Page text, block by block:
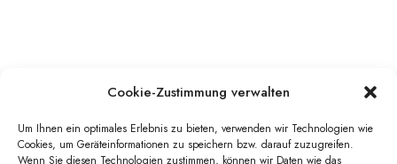
Cookie-Zustimmung verwalten
Um Ihnen ein optimales Erlebnis zu bieten, verwenden wir Technologien wie
Cookies, um Geräteinformationen zu speichern bzw. darauf zuzugreifen.
Wenn Sie diesen Technologien zustimmen, können wir Daten wie das